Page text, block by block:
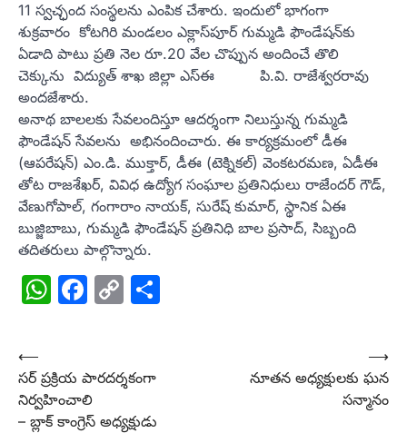
11 స్వచ్ఛంద సంస్థలను ఎంపిక చేశారు. ఇందులో భాగంగా
శుక్రవారం కోటగిరి మండలం ఎక్లాస్‌పూర్‌ గుమ్మడి ఫౌండేషన్‌కు
ఏడాది పాటు ప్రతి నెల రూ.20 వేల చొప్పున అందించే తొలి
చెక్కును విద్యుత్ శాఖ జిల్లా ఎస్ఈ పి.వి. రాజేశ్వరరావు
అందజేశారు.
అనాథ బాలలకు సేవలందిస్తూ ఆదర్శంగా నిలుస్తున్న గుమ్మడి
ఫౌండేషన్ సేవలను అభినందించారు. ఈ కార్యక్రమంలో డీఈ
(ఆపరేషన్) ఎం.డి. ముక్తార్, డీఈ (టెక్నికల్) వెంకటరమణ, ఏడీఈ
తోట రాజశేఖర్, వివిధ ఉద్యోగ సంఘాల ప్రతినిధులు రాజేందర్ గౌడ్,
వేణుగోపాల్, గంగారాం నాయక్, సురేష్ కుమార్, స్థానిక ఏఈ
బుజ్జిబాబు, గుమ్మడి ఫౌండేషన్ ప్రతినిధి బాల ప్రసాద్, సిబ్బంది
తదితరులు పాల్గొన్నారు.
WhatsApp
Facebook
Copy
Post
navigation
⟵
సర్ ప్రక్రియ పారదర్శకంగా
నిర్వహించాలి
– బ్లాక్ కాంగ్రెస్ అధ్యక్షుడు
నూతన అధ్యక్షులకు ఘన
సన్మానం
⟶